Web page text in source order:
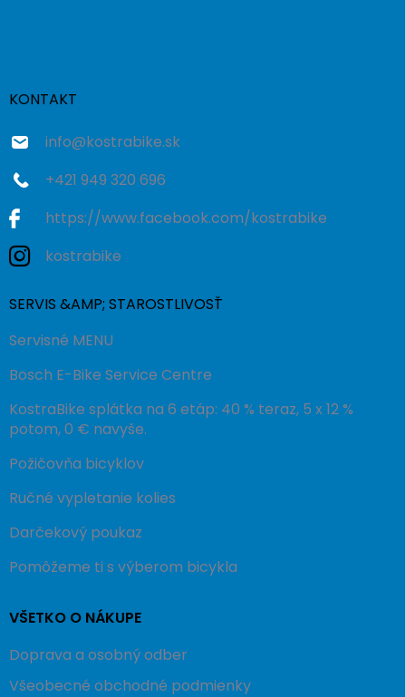
KONTAKT
info@kostrabike.sk
+421 949 320 696
https://www.facebook.com/kostrabike
kostrabike
SERVIS &AMP; STAROSTLIVOSŤ
Servisné MENU
Bosch E-Bike Service Centre
KostraBike splátka na 6 etáp: 40 % teraz, 5 x 12 %
potom, 0 € navyše.
Požičovňa bicyklov
Ručné vypletanie kolies
Darčekový poukaz
Pomôžeme ti s výberom bicykla
VŠETKO O NÁKUPE
Doprava a osobný odber
Všeobecné obchodné podmienky